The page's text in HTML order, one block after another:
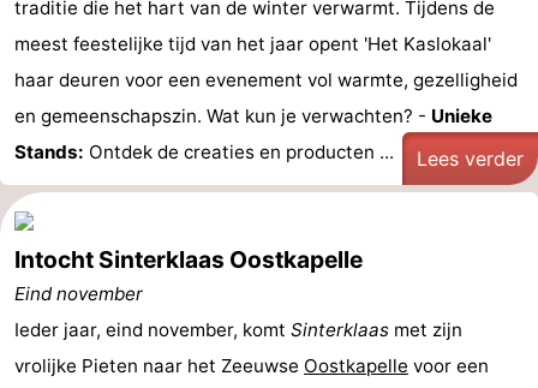
traditie die het hart van de winter verwarmt. Tijdens de
meest feestelijke tijd van het jaar opent 'Het Kaslokaal'
haar deuren voor een evenement vol warmte, gezelligheid
en gemeenschapszin. Wat kun je verwachten? - Unieke
Stands: Ontdek de creaties en producten ... Lees verder
Intocht Sinterklaas Oostkapelle
Eind november
Ieder jaar, eind november, komt Sinterklaas met zijn
vrolijke Pieten naar het Zeeuwse Oostkapelle voor een